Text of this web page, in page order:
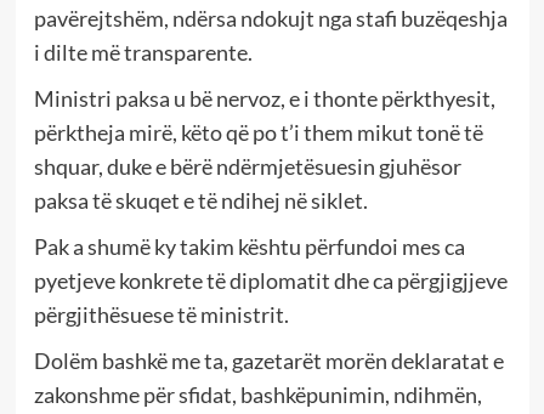
pavërejtshëm, ndërsa ndokujt nga stafi buzëqeshja
i dilte më transparente.
Ministri paksa u bë nervoz, e i thonte përkthyesit,
përktheja mirë, këto që po t’i them mikut tonë të
shquar, duke e bërë ndërmjetësuesin gjuhësor
paksa të skuqet e të ndihej në siklet.
Pak a shumë ky takim kështu përfundoi mes ca
pyetjeve konkrete të diplomatit dhe ca përgjigjjeve
përgjithësuese të ministrit.
Dolëm bashkë me ta, gazetarët morën deklaratat e
zakonshme për sfidat, bashkëpunimin, ndihmën,